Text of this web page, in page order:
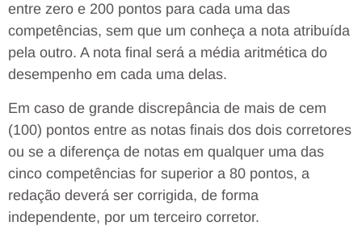
entre zero e 200 pontos para cada uma das
competências, sem que um conheça a nota atribuída
pela outro. A nota final será a média aritmética do
desempenho em cada uma delas.
Em caso de grande discrepância de mais de cem
(100) pontos entre as notas finais dos dois corretores
ou se a diferença de notas em qualquer uma das
cinco competências for superior a 80 pontos, a
redação deverá ser corrigida, de forma
independente, por um terceiro corretor.